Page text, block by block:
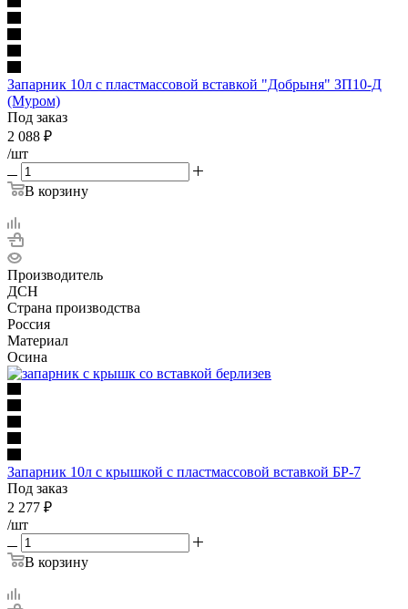
Запарник 10л с пластмассовой вставкой "Добрыня" ЗП10-Д
(Муром)
Под заказ
2 088 ₽
/шт
В корзину
Производитель
ДСН
Страна производства
Россия
Материал
Осина
Запарник 10л с крышкой с пластмассовой вставкой БР-7
Под заказ
2 277 ₽
/шт
В корзину